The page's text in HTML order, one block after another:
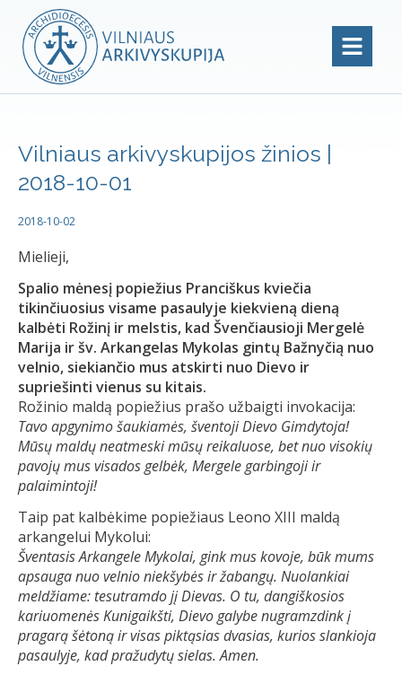
Vilniaus arkivyskupijos žinios |
2018-10-01
2018-10-02
Mielieji,
Spalio mėnesį popiežius Pranciškus kviečia
tikinčiuosius visame pasaulyje kiekvieną dieną
kalbėti Rožinį ir melstis, kad Švenčiausioji Mergelė
Marija ir šv. Arkangelas Mykolas gintų Bažnyčią nuo
velnio, siekiančio mus atskirti nuo Dievo ir
supriešinti vienus su kitais.
Rožinio maldą popiežius prašo užbaigti invokacija:
Tavo apgynimo šaukiamės, šventoji Dievo Gimdytoja!
Mūsų maldų neatmeski mūsų reikaluose, bet nuo visokių
pavojų mus visados gelbėk, Mergele garbingoji ir
palaimintoji!
Taip pat kalbėkime popiežiaus Leono XIII maldą
arkangelui Mykolui:
Šventasis Arkangele Mykolai, gink mus kovoje, būk mums
apsauga nuo velnio niekšybės ir žabangų. Nuolankiai
meldžiame: tesutramdo jį Dievas. O tu, dangiškosios
kariuomenės Kunigaikšti, Dievo galybe nugramzdink į
pragarą šėtoną ir visas piktąsias dvasias, kurios slankioja
pasaulyje, kad pražudytų sielas. Amen.